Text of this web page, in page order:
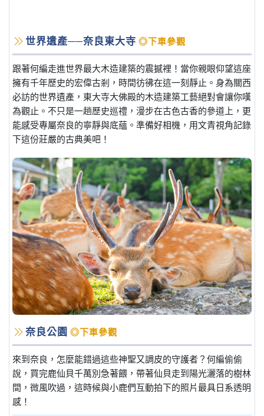
世界遺產──奈良東大寺 ◎下車參觀
跟著何編走進世界最大木造建築的震撼裡！當你親眼仰望這座
擁有千年歷史的宏偉古剎，時間彷彿在這一刻靜止。身為關西
必訪的世界遺產，東大寺大佛殿的木造建築工藝絕對會讓你嘆
為觀止。不只是一趟歷史巡禮，漫步在古色古香的參道上，更
能感受專屬奈良的寧靜與底蘊。準備好相機，用文青視角記錄
下這份莊嚴的古典美吧！
奈良公園 ◎下車參觀
來到奈良，怎麼能錯過這些神聖又調皮的守護者？何編偷偷
說，買完鹿仙貝千萬別急著餵，帶著仙貝走到陽光灑落的樹林
間，微風吹過，這時候與小鹿們互動拍下的照片最具日系透明
感！